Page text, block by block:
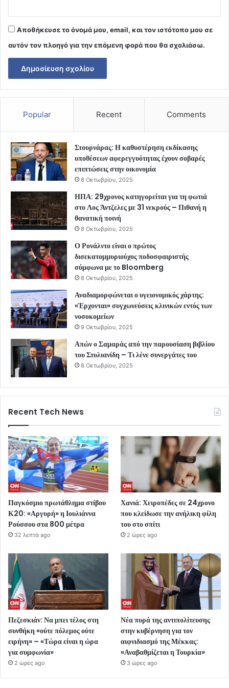
Αποθήκευσε το όνομά μου, email, και τον ιστότοπο μου σε
αυτόν τον πλοηγό για την επόμενη φορά που θα σχολιάσω.
Popular Recent Comments
Στουρνάρας: Η καθυστέρηση εκδίκασης
υποθέσεων αφερεγγυότητας έχουν σοβαρές
επιπτώσεις στην οικονομία
8 Οκτωβρίου, 2025
ΗΠΑ: 29χρονος κατηγορείται για τη φωτιά
στο Λος Άντζελες με 31 νεκρούς – Πιθανή η
θανατική ποινή
8 Οκτωβρίου, 2025
Ο Ρονάλντο είναι ο πρώτος
δισεκατομμυριούχος ποδοσφαιριστής
σύμφωνα με το Bloomberg
8 Οκτωβρίου, 2025
Αναδιαμορφώνεται ο υγειονομικός χάρτης:
«Έρχονται» συγχωνεύσεις κλινικών εντός των
νοσοκομείων
9 Οκτωβρίου, 2025
Απών ο Σαμαράς από την παρουσίαση βιβλίου
του Στυλιανίδη – Τι λένε συνεργάτες του
8 Οκτωβρίου, 2025
Recent Tech News
Παγκόσμιο πρωτάθλημα στίβου
Κ20: «Αργυρή» η Ιουλιάννα
Ρούσσου στα 800 μέτρα
32 λεπτά ago
Χανιά: Χειροπέδες σε 24χρονο
που κλείδωσε την ανήλικη φίλη
του στο σπίτι
2 ώρες ago
Πεζεσκιάν: Να μπει τέλος στη
συνθήκη «ούτε πόλεμος ούτε
ειρήνη» – «Τώρα είναι η ώρα
για συμφωνία»
2 ώρες ago
Νέα πυρά της αντιπολίτευσης
στην κυβέρνηση για τον
αιφνιδιασμό της Μέκκας:
«Αναβαθμίζεται η Τουρκία»
3 ώρες ago